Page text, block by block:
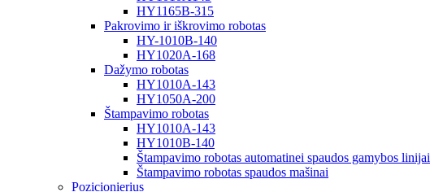
HY1165B-315
Pakrovimo ir iškrovimo robotas
HY-1010B-140
HY1020A-168
Dažymo robotas
HY1010A-143
HY1050A-200
Štampavimo robotas
HY1010A-143
HY1010B-140
Štampavimo robotas automatinei spaudos gamybos linijai
Štampavimo robotas spaudos mašinai
Pozicionierius